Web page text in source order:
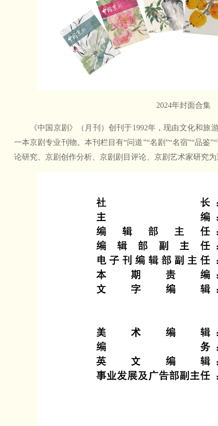
2024年封面合集
《中国京剧》（月刊）创刊于1992年，现由文化和
一本京剧专业刊物。本刊栏目有“问道”“名剧”“名宿”“品鉴
论研究、京剧创作分析、京剧剧目评论、京剧艺术家研究